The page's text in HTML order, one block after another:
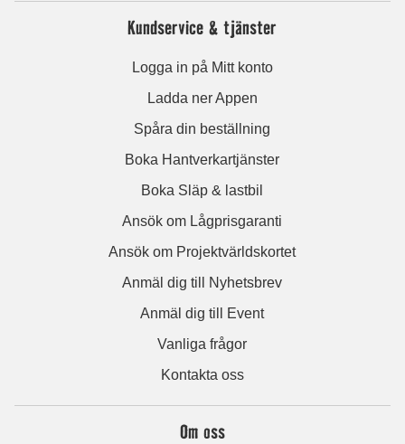
Kundservice & tjänster
Logga in på Mitt konto
Ladda ner Appen
Spåra din beställning
Boka Hantverkartjänster
Boka Släp & lastbil
Ansök om Lågprisgaranti
Ansök om Projektvärldskortet
Anmäl dig till Nyhetsbrev
Anmäl dig till Event
Vanliga frågor
Kontakta oss
Om oss